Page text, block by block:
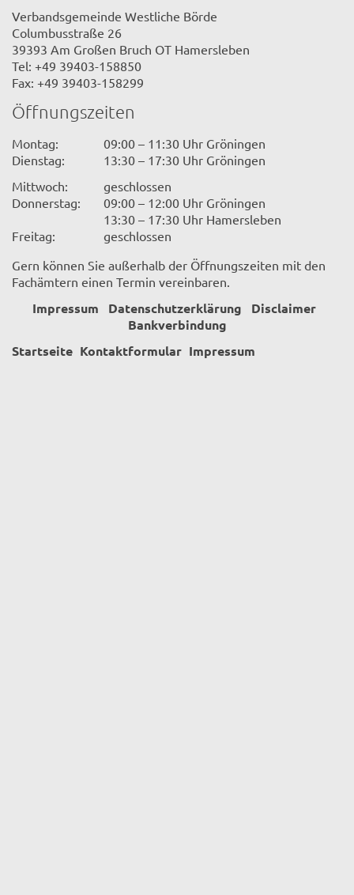
Verbandsgemeinde Westliche Börde
Columbusstraße 26
39393 Am Großen Bruch OT Hamersleben
Tel: +49 39403-158850
Fax: +49 39403-158299
Öffnungszeiten
Montag:
09:00 – 11:30 Uhr Gröningen
Dienstag:
13:30 – 17:30 Uhr Gröningen
Mittwoch:
geschlossen
Donnerstag:
09:00 – 12:00 Uhr Gröningen
13:30 – 17:30 Uhr Hamersleben
Freitag:
geschlossen
Gern können Sie außerhalb der Öffnungszeiten mit den
Fachämtern einen Termin vereinbaren.
Impressum Datenschutzerklärung
Disclaimer
Bankverbindung
Startseite Kontaktformular Impressum